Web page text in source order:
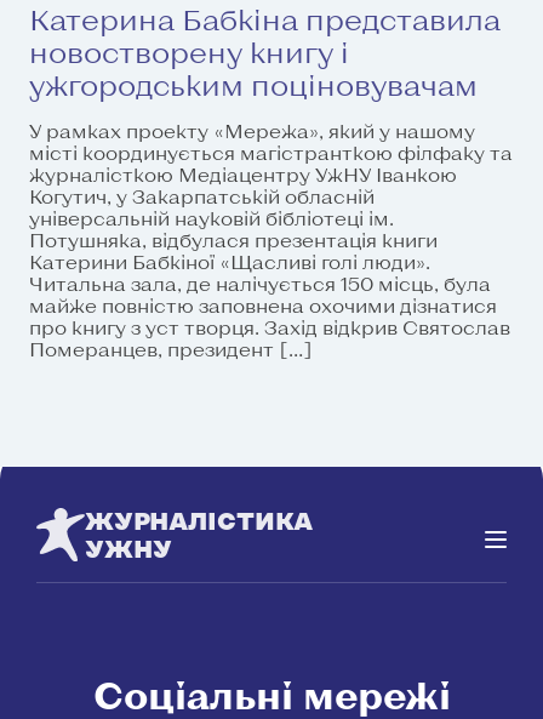
Катерина Бабкіна представила
новостворену книгу і
ужгородським поціновувачам
У рамках проекту «Мережа», який у нашому
місті координується магістранткою філфаку та
журналісткою Медіацентру УжНУ Іванкою
Когутич, у Закарпатській обласній
універсальній науковій бібліотеці ім.
Потушняка, відбулася презентація книги
Катерини Бабкіної «Щасливі голі люди».
Читальна зала, де налічується 150 місць, була
майже повністю заповнена охочими дізнатися
про книгу з уст творця. Захід відкрив Святослав
Померанцев, президент […]
ЖУРНАЛІСТИКА
УЖНУ
Соціальні мережі